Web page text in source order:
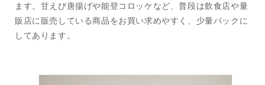
ます。甘えび唐揚げや能登コロッケなど、普段は飲食店や量
販店に販売している商品をお買い求めやすく、少量パックに
してあります。